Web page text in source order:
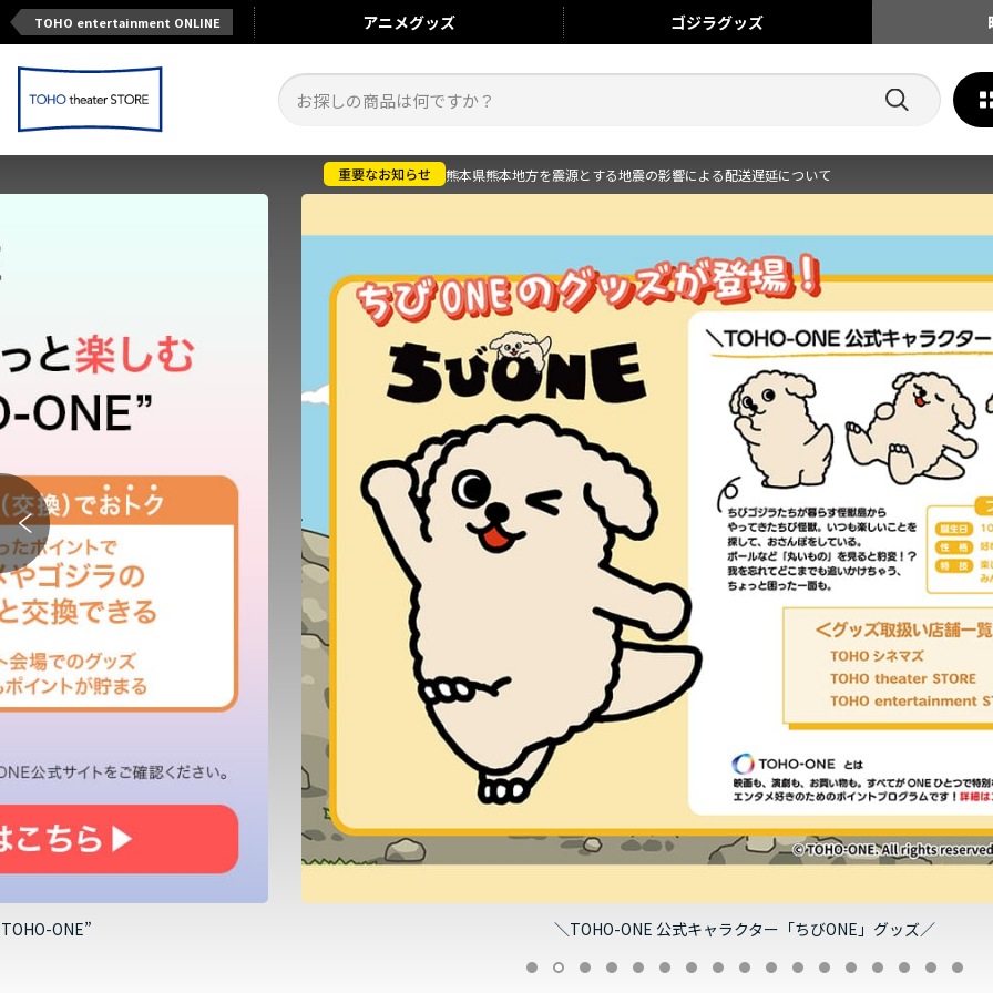
TOHO entertainment ONLINE アニメグッズ ゴジラグッズ
熊本県熊本地方を震源とする地震の影響による配送遅延について
ONE” ＼TOHO-ONE 公式キャラクター「ちびONE」グッズ／